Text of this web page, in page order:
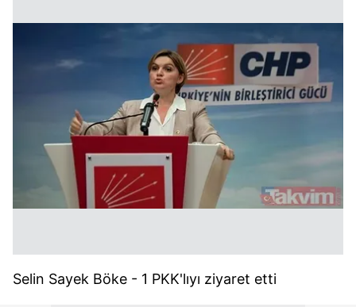
Selin Sayek Böke - 1 PKK'lıyı ziyaret etti